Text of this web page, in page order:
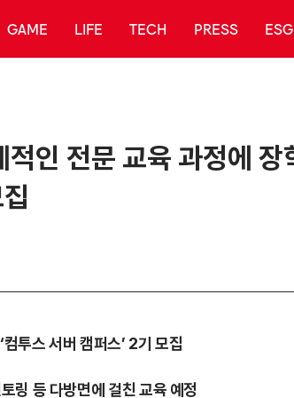
GAME LIFE TECH PRESS ESG
적인 전문 교육 과정에
투스 서버 캠퍼스’ 2기 모집
링 등 다방면에 걸친 교육 예정